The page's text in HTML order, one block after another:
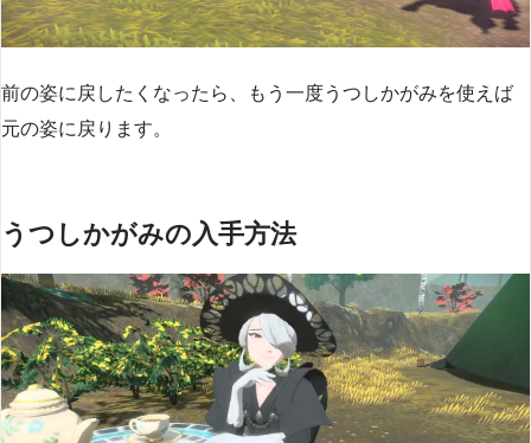
前の姿に戻したくなったら、もう一度うつしかがみを使えば
元の姿に戻ります。
うつしかがみの入手方法